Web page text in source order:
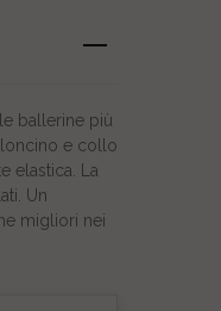
ballerine più
e collo
elastica. La
Un
migliori nei